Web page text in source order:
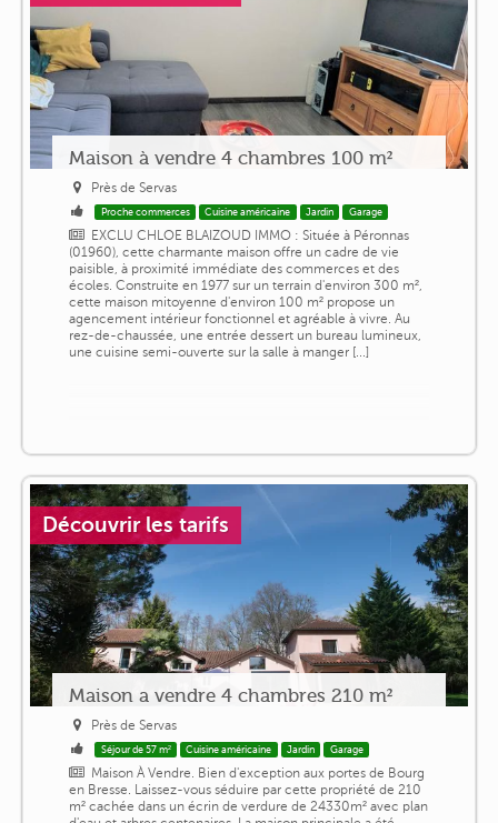
Maison à vendre 4 chambres 100 m²
Près de Servas
Proche commerces Cuisine américaine Jardin Garage
EXCLU CHLOE BLAIZOUD IMMO : Située à Péronnas
(01960), cette charmante maison offre un cadre de vie
paisible, à proximité immédiate des commerces et des
écoles. Construite en 1977 sur un terrain d'environ 300 m²,
cette maison mitoyenne d'environ 100 m² propose un
agencement intérieur fonctionnel et agréable à vivre. Au
rez-de-chaussée, une entrée dessert un bureau lumineux,
une cuisine semi-ouverte sur la salle à manger [...]
Découvrir les tarifs
Maison a vendre 4 chambres 210 m²
Près de Servas
Séjour de 57 m² Cuisine américaine Jardin Garage
Maison À Vendre. Bien d'exception aux portes de Bourg
en Bresse. Laissez-vous séduire par cette propriété de 210
m² cachée dans un écrin de verdure de 24330m² avec plan